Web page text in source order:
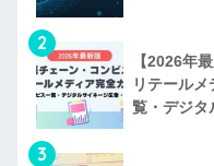
2
【2026年
リテール
覧・デジタ
3